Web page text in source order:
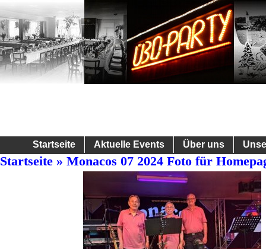
Startseite Aktuelle Events Über uns
Startseite » Monacos 07 2024 Foto für